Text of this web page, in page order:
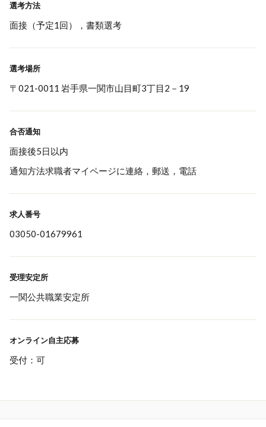
選考方法
面接（予定1回），書類選考
選考場所
〒021-0011 岩手県一関市山目町3丁目2－19
合否通知
面接後5日以内
通知方法求職者マイページに連絡，郵送，電話
求人番号
03050-01679961
受理安定所
一関公共職業安定所
オンライン自主応募
受付：可